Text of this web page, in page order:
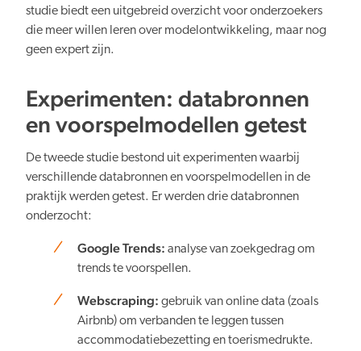
studie biedt een uitgebreid overzicht voor onderzoekers
die meer willen leren over modelontwikkeling, maar nog
geen expert zijn.
Experimenten: databronnen
en voorspelmodellen getest
De tweede studie bestond uit experimenten waarbij
verschillende databronnen en voorspelmodellen in de
praktijk werden getest. Er werden drie databronnen
onderzocht:
Google Trends: analyse van zoekgedrag om
trends te voorspellen.
Webscraping: gebruik van online data (zoals
Airbnb) om verbanden te leggen tussen
accommodatiebezetting en toerismedrukte.